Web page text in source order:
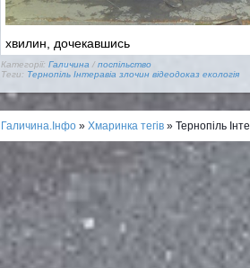
хвилин, дочекавшись
Категорії: Галичина / поспільство
Теги: Тернопіль Інтеравіа злочин відеодоказ екологія
Галичина.Інфо » Хмаринка тегів » Тернопіль